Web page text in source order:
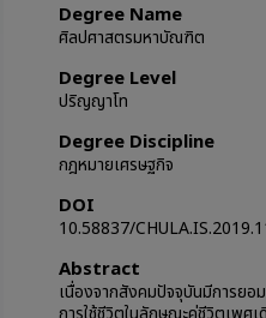
Degree Name
ศิลปศาสตรมหาบัณฑิต
Degree Level
ปริญญาโท
Degree Discipline
กฎหมายเศรษฐกิจ
DOI
10.58837/
Abstract
เนื่องจากสังคมปัจจุบันมีการยอ